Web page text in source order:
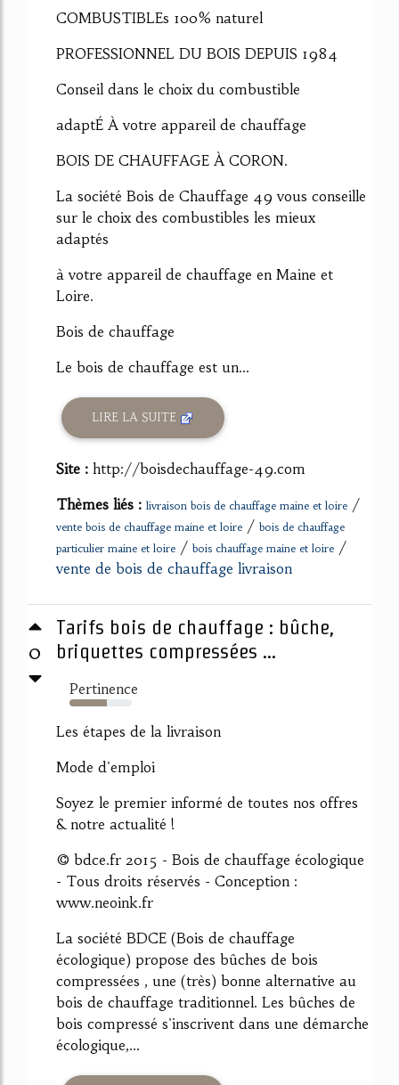
COMBUSTIBLEs 100% naturel
PROFESSIONNEL DU BOIS DEPUIS 1984
Conseil dans le choix du combustible
adaptÉ À votre appareil de chauffage
BOIS DE CHAUFFAGE À CORON.
La société Bois de Chauffage 49 vous conseille
sur le choix des combustibles les mieux
adaptés
à votre appareil de chauffage en Maine et
Loire.
Bois de chauffage
Le bois de chauffage est un...
LIRE LA SUITE
Site : http://boisdechauffage-49.com
Thèmes liés : livraison bois de chauffage maine et loire /
vente bois de chauffage maine et loire / bois de chauffage
particulier maine et loire / bois chauffage maine et loire /
vente de bois de chauffage livraison
0
Tarifs bois de chauffage : bûche,
briquettes compressées ...
Pertinence
60%
Les étapes de la livraison
Mode d'emploi
Soyez le premier informé de toutes nos offres
& notre actualité !
© bdce.fr 2015 - Bois de chauffage écologique
- Tous droits réservés - Conception :
www.neoink.fr
La société BDCE (Bois de chauffage
écologique) propose des bûches de bois
compressées , une (très) bonne alternative au
bois de chauffage traditionnel. Les bûches de
bois compressé s'inscrivent dans une démarche
écologique,...